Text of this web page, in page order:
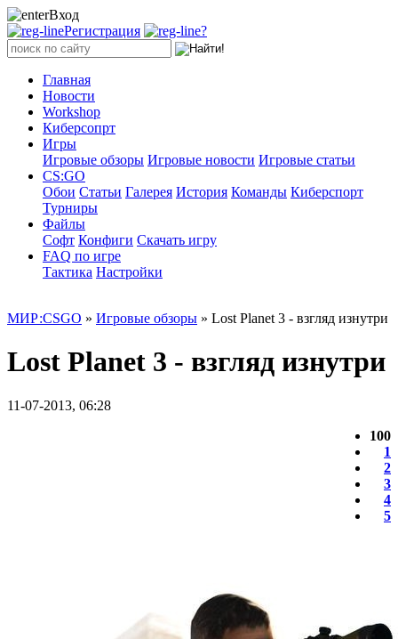
Вход
Регистрация
?
Главная
Новости
Workshop
Киберсопрт
Игры
Игровые обзоры Игровые новости Игровые статьи
CS:GO
Обои Статьи Галерея История Команды Киберспорт
Турниры
Файлы
Софт Конфиги Скачать игру
FAQ по игре
Тактика Настройки
МИР:CSGO » Игровые обзоры » Lost Planet 3 - взгляд изнутри
Lost Planet 3 - взгляд изнутри
11-07-2013, 06:28
100
1
2
3
4
5